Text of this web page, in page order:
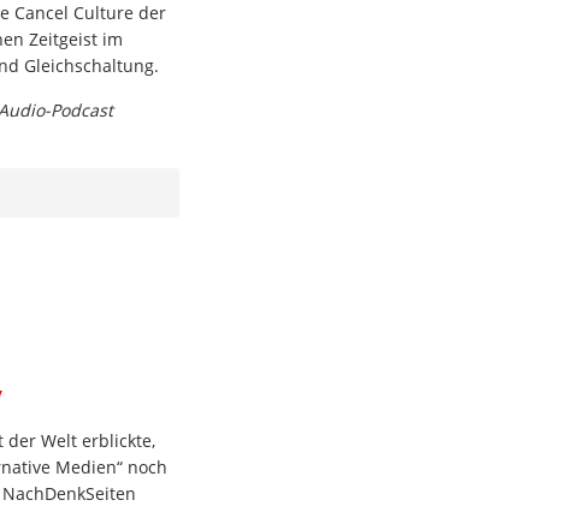
Cancel Culture der
Zeitgeist im
Gleichschaltung.
Podcast
der Welt erblickte,
Medien“ noch